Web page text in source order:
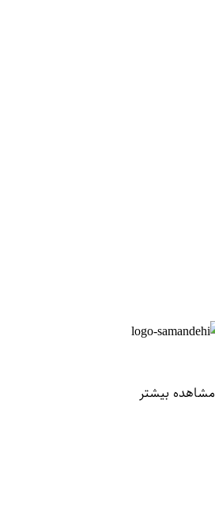
مشاهده بیشتر